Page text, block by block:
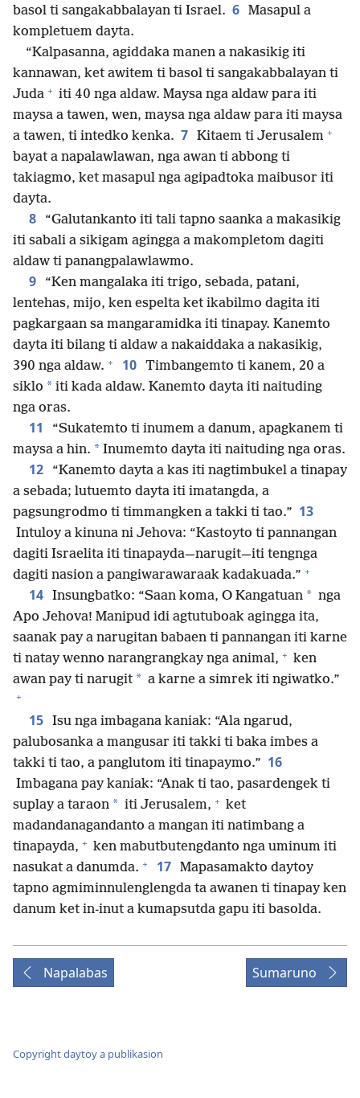
basol ti sangakabbalayan ti Israel. 6 Masapul a
kompletuem dayta.
“Kalpasanna, agiddaka manen a nakasikig iti
kannawan, ket awitem ti basol ti sangakabbalayan ti
Juda + iti 40 nga aldaw. Maysa nga aldaw para iti
maysa a tawen, wen, maysa nga aldaw para iti maysa
a tawen, ti intedko kenka. 7 Kitaem ti Jerusalem +
bayat a napalawlawan, nga awan ti abbong ti
takiagmo, ket masapul nga agipadtoka maibusor iti
dayta.
8
“Galutankanto iti tali tapno saanka a makasikig
iti sabali a sikigam agingga a makompletom dagiti
aldaw ti panangpalawlawmo.
9
“Ken mangalaka iti trigo, sebada, patani,
lentehas, mijo, ken espelta ket ikabilmo dagita iti
pagkargaan sa mangaramidka iti tinapay. Kanemto
dayta iti bilang ti aldaw a nakaiddaka a nakasikig,
390 nga aldaw. + 10 Timbangemto ti kanem, 20 a
siklo * iti kada aldaw. Kanemto dayta iti naituding
nga oras.
11
“Sukatemto ti inumem a danum, apagkanem ti
maysa a hin. * Inumemto dayta iti naituding nga oras.
12
“Kanemto dayta a kas iti nagtimbukel a tinapay
a sebada; lutuemto dayta iti imatangda, a
pagsungrodmo ti timmangken a takki ti tao.” 13
Intuloy a kinuna ni Jehova: “Kastoyto ti pannangan
dagiti Israelita iti tinapayda—narugit—iti tengnga
dagiti nasion a pangiwarawaraak kadakuada.” +
14 Insungbatko: “Saan koma, O Kangatuan * nga
Apo Jehova! Manipud idi agtutuboak agingga ita,
saanak pay a narugitan babaen ti pannangan iti karne
ti natay wenno narangrangkay nga animal, + ken
awan pay ti narugit * a karne a simrek iti ngiwatko.”
+
15 Isu nga imbagana kaniak: “Ala ngarud,
palubosanka a mangusar iti takki ti baka imbes a
takki ti tao, a panglutom iti tinapaymo.” 16
Imbagana pay kaniak: “Anak ti tao, pasardengek ti
suplay a taraon * iti Jerusalem, + ket
madandanagandanto a mangan iti natimbang a
tinapayda, + ken mabutbutengdanto nga uminum iti
nasukat a danumda. + 17 Mapasamakto daytoy
tapno agmiminnulenglengda ta awanen ti tinapay ken
danum ket in-inut a kumapsutda gapu iti basolda.
Napalabas Sumaruno
Copyright daytoy a publikasion